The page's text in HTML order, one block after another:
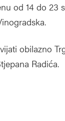
od 14 do 23
obilazno
Radića.